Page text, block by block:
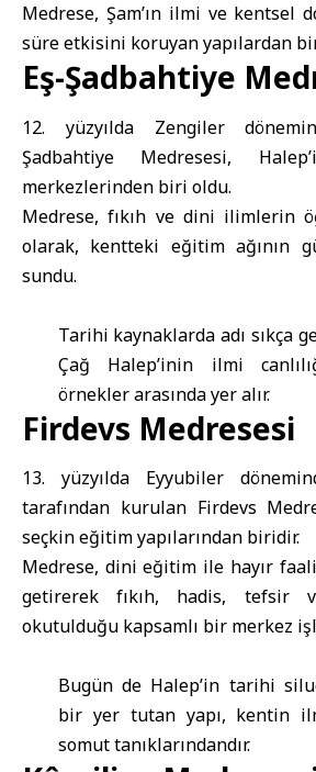
Medrese, Şam’ın ilmi ve kentsel
süre etkisini koruyan yapılardan
Eş-Şadbahtiye
12. yüzyılda Zengiler
Şadbahtiye Medresesi,
merkezlerinden biri oldu.
Medrese, fıkıh ve dini ilimlerin
olarak, kentteki eğitim ağının
sundu.
Tarihi kaynaklarda adı sıkça
Çağ Halep’inin ilmi
örnekler arasında yer alır.
Firdevs Medresesi
13. yüzyılda Eyyubiler
tarafından kurulan Firdevs
seçkin eğitim yapılarından biridir.
Medrese, dini eğitim ile hayır
getirerek fıkıh, hadis, tefsir
okutulduğu kapsamlı bir merkez
Bugün de Halep’in tarihi
bir yer tutan yapı, kentin
somut tanıklarındandır.